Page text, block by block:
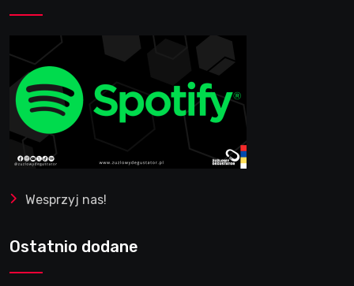
Wesprzyj nas!
Ostatnio dodane